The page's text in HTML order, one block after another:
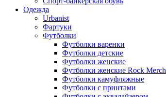
Одежда
Urbanist
Фартуки
Футболки
Футболки варенки
Футболки детские
Футболки женские
Футболки женские Rock Merch
Футболки камуфляжные
Футболки с принтами